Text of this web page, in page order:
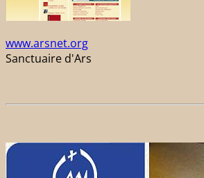
www.arsnet.org
Sanctuaire d'Ars